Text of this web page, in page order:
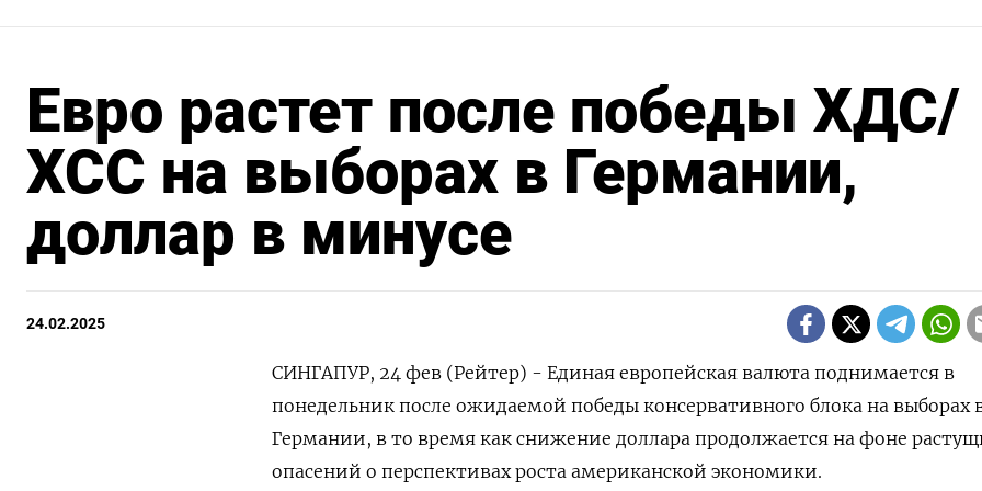
Евро растет после победы ХДС/
ХСС на выборах в Германии,
доллар в минусе
24.02.2025
СИНГАПУР, 24 фев (Рейтер) - Единая европейская валюта поднимается в
понедельник после ожидаемой победы консервативного блока на выборах
Германии, в то время как снижение доллара продолжается на фоне
опасений о перспективах роста американской экономики.